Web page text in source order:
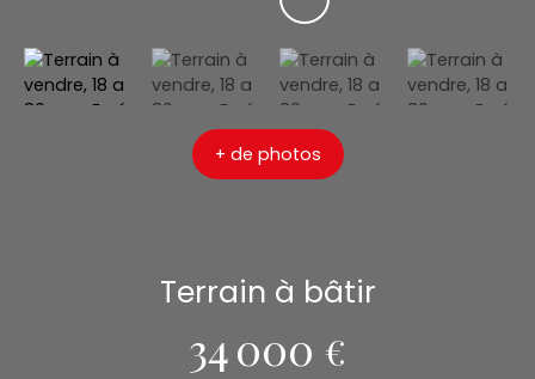
+ de photos
Terrain à bâtir
34 000 €